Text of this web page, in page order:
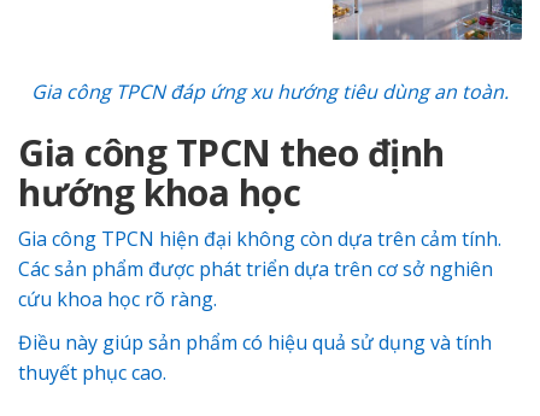
Gia công TPCN đáp ứng xu hướng tiêu dùng an toàn.
Gia công TPCN theo định
hướng khoa học
Gia công TPCN hiện đại không còn dựa trên cảm tính.
Các sản phẩm được phát triển dựa trên cơ sở nghiên
cứu khoa học rõ ràng.
Điều này giúp sản phẩm có hiệu quả sử dụng và tính
thuyết phục cao.